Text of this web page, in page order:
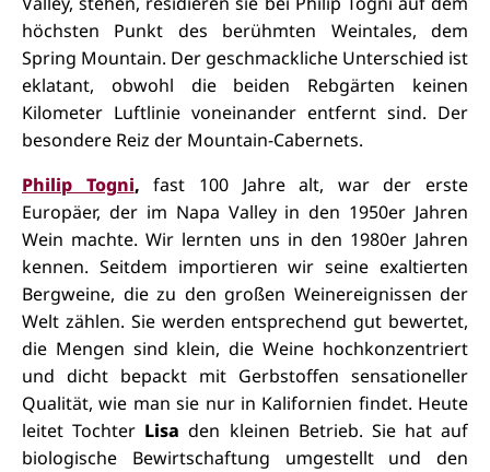
höchsten Punkt des berühmten Weintales, dem
Spring Mountain. Der geschmackliche Unterschied ist
eklatant, obwohl die beiden Rebgärten keinen
Kilometer Luftlinie voneinander entfernt sind. Der
besondere Reiz der Mountain-Cabernets.
Philip Togni, fast 100 Jahre alt, war der erste
Europäer, der im Napa Valley in den 1950er Jahren
Wein machte. Wir lernten uns in den 1980er Jahren
kennen. Seitdem importieren wir seine exaltierten
Bergweine, die zu den großen Weinereignissen der
Welt zählen. Sie werden entsprechend gut bewertet,
die Mengen sind klein, die Weine hochkonzentriert
und dicht bepackt mit Gerbstoffen sensationeller
Qualität, wie man sie nur in Kalifornien findet. Heute
leitet Tochter Lisa den kleinen Betrieb. Sie hat auf
biologische Bewirtschaftung umgestellt und den